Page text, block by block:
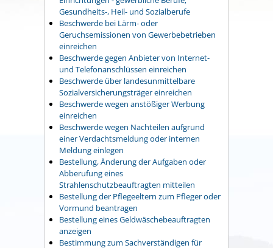
Gesundheits-, Heil- und Sozialberufe
Beschwerde bei Lärm- oder
Geruchsemissionen von Gewerbebetrieben
einreichen
Beschwerde gegen Anbieter von Internet-
und Telefonanschlüssen einreichen
Beschwerde über landesunmittelbare
Sozialversicherungsträger einreichen
Beschwerde wegen anstößiger Werbung
einreichen
Beschwerde wegen Nachteilen aufgrund
einer Verdachtsmeldung oder internen
Meldung einlegen
Bestellung, Änderung der Aufgaben oder
Abberufung eines
Strahlenschutzbeauftragten mitteilen
Bestellung der Pflegeeltern zum Pfleger oder
Vormund beantragen
Bestellung eines Geldwäschebeauftragten
anzeigen
Bestimmung zum Sachverständigen für